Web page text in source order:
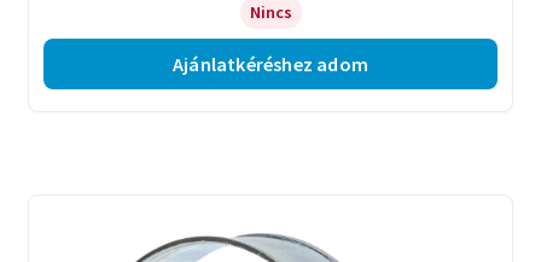
Nincs
Ajánlatkéréshez adom